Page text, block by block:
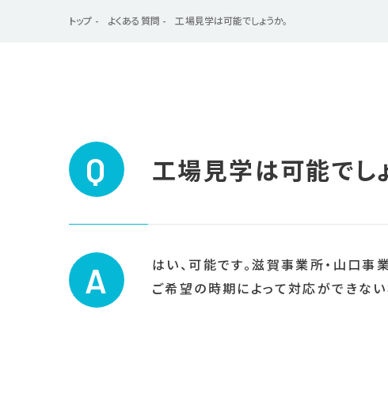
トップ よくある質問 工場見学は可能でしょうか。
Q 工場見学は可能でし
A
はい、可能です。滋賀事業所・山口事
ご希望の時期によって対応ができな